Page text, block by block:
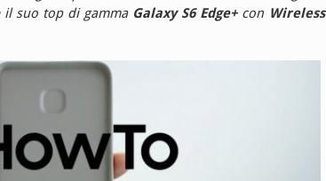
il suo top di gamma Galaxy S6 Edge+con Wireless